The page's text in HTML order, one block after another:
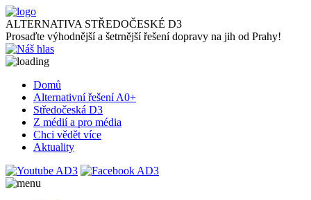
ALTERNATIVA STŘEDOČESKÉ D3
Prosaďte výhodnější a šetrnější řešení dopravy na jih od Prahy!
Domů
Alternativní řešení A0+
Středočeská D3
Z médií a pro média
Chci vědět více
Aktuality